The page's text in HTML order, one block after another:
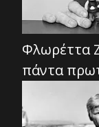
Φλωρέττα
πάντα